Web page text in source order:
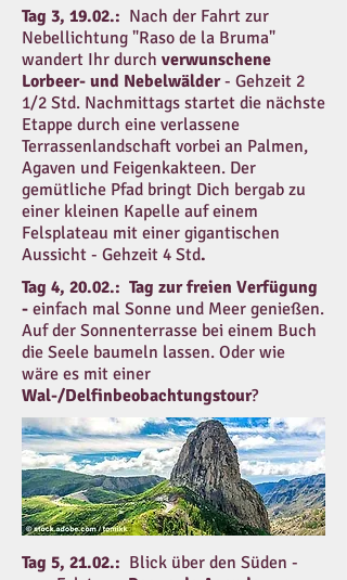
Tag 3, 19.02.: Nach der Fahrt zur
Nebellichtung "Raso de la Bruma"
wandert Ihr durch verwunschene
Lorbeer- und Nebelwälder- Gehzeit 2
1/2 Std. Nachmittags startet die nächste
Etappe durch eine verlassene
Terrassenlandschaft vorbei an Palmen,
Agaven und Feigenkakteen. Der
gemütliche Pfad bringt Dich bergab zu
einer kleinen Kapelle auf einem
Felsplateau mit einer gigantischen
Aussicht - Gehzeit 4 Std.
Tag 4, 20.02.: Tag zur freien Verfügung
- einfach mal Sonne und Meer genießen.
Auf der Sonnenterrasse bei einem Buch
die Seele baumeln lassen. Oder wie
wäre es mit einer
Wal-/Delfinbeobachtungstour?
Tag 5, 21.02.: Blick über den Süden -